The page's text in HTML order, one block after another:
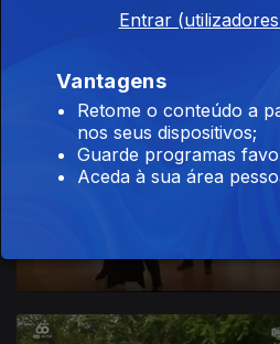
276879
Entrar
Vantagens
Retome o conteúdo a
nos seus dispositivos;
Guarde programas
Aceda à sua área